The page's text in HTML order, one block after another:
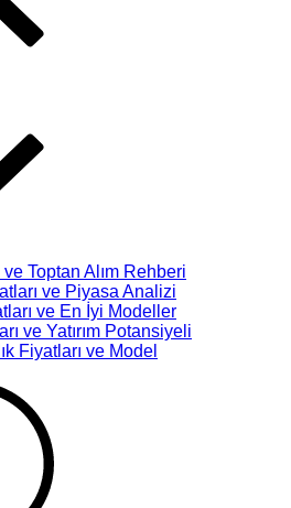
Toptan Alım Rehberi
ve Piyasa Analizi
ve En İyi Modeller
ve Yatırım Potansiyeli
Fiyatları ve Model